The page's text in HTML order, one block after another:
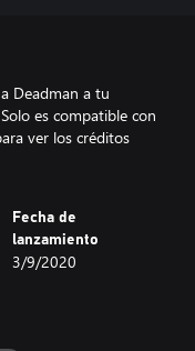
Deadman a tu
es compatible con
ver los créditos
Fecha de
lanzamiento
3/9/2020